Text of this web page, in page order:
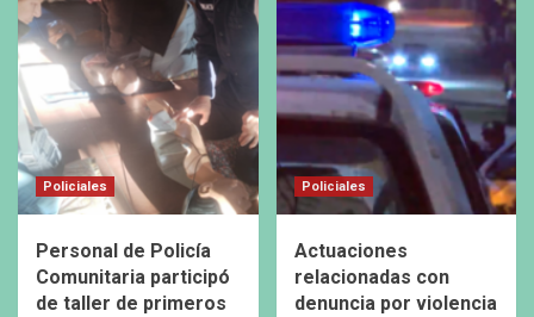
Policiales
Personal de Policía
Comunitaria participó
de taller de primeros
Policiales
Actuaciones
relacionadas con
denuncia por violencia